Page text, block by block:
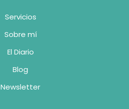
Servicios
Sobre mí
El Diario
Blog
Newsletter